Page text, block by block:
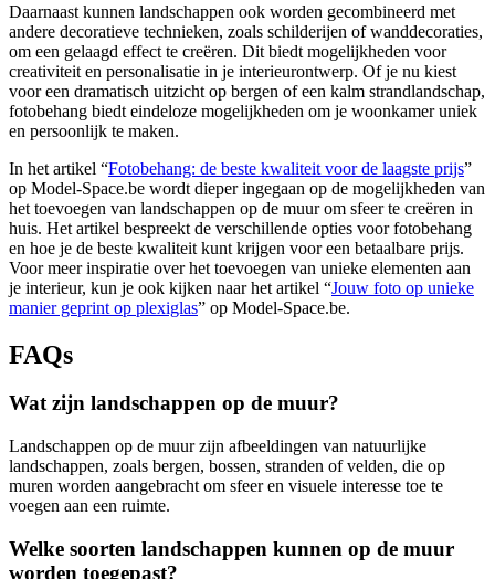
Daarnaast kunnen landschappen ook worden gecombineerd met
andere decoratieve technieken, zoals schilderijen of wanddecoraties,
om een gelaagd effect te creëren. Dit biedt mogelijkheden voor
creativiteit en personalisatie in je interieurontwerp. Of je nu kiest
voor een dramatisch uitzicht op bergen of een kalm strandlandschap,
fotobehang biedt eindeloze mogelijkheden om je woonkamer uniek
en persoonlijk te maken.
In het artikel “Fotobehang: de beste kwaliteit voor de laagste prijs”
op Model-Space.be wordt dieper ingegaan op de mogelijkheden van
het toevoegen van landschappen op de muur om sfeer te creëren in
huis. Het artikel bespreekt de verschillende opties voor fotobehang
en hoe je de beste kwaliteit kunt krijgen voor een betaalbare prijs.
Voor meer inspiratie over het toevoegen van unieke elementen aan
je interieur, kun je ook kijken naar het artikel “Jouw foto op unieke
manier geprint op plexiglas” op Model-Space.be.
FAQs
Wat zijn landschappen op de muur?
Landschappen op de muur zijn afbeeldingen van natuurlijke
landschappen, zoals bergen, bossen, stranden of velden, die op
muren worden aangebracht om sfeer en visuele interesse toe te
voegen aan een ruimte.
Welke soorten landschappen kunnen op de muur
worden toegepast?